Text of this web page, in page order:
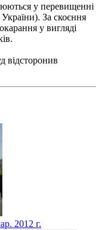
у перевищенні
За скоєння
у вигляді
відсторонив
2012 г.